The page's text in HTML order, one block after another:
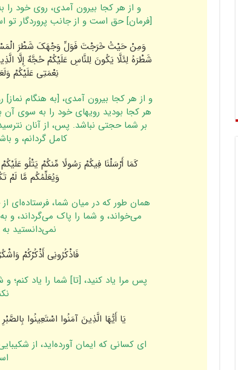
و از هر کجا بیرون آمدى، روى خود را
[فرمان‌] حق است و از جانب پروردگار
وَمِنْ حَیْثُ خَرَ‌جْتَ فَوَلِّ وَجْهَکَ شَطْرَ‌
شَطْرَ‌هُ لِئَلَّا یَکُونَ لِلنَّاسِ عَلَیْکُمْ حُجَّهٌ إِلَّا
نِعْمَتِی عَلَیْکُمْ
و از هر کجا بیرون آمدى، [به هنگام
هر کجا بودید رویهاى خود را به سوى آن
بر شما حجتى نباشد. پس، از آنان
کامل گردانم، و
کَمَا أَرْ‌سَلْنَا فِیکُمْ رَ‌سُولًا مِّنکُمْ یَتْلُو
وَیُعَلِّمُکُم مَّا لَمْ
همان طور که در میان شما، فرستاده‌اى از
مى‌خواند، و شما را پاک مى‌گرداند، و
نمى‌دانستید
فَاذْکُرُ‌ونِی أَذْکُرْ‌کُمْ
پس مرا یاد کنید، [تا] شما را یاد کنم؛
یَا أَیُّهَا الَّذِینَ آمَنُوا اسْتَعِینُوا
اى کسانى که ایمان آورده‌اید، از